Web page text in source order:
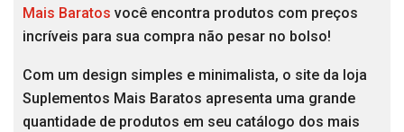
Mais Baratos você encontra produtos com preços
incríveis para sua compra não pesar no bolso!
Com um design simples e minimalista, o site da loja
Suplementos Mais Baratos apresenta uma grande
quantidade de produtos em seu catálogo dos mais